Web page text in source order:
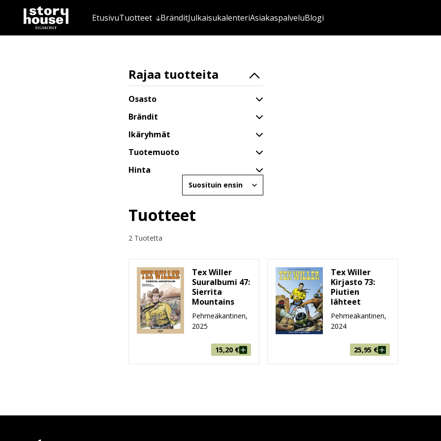
EtusivuTuotteet BränditJulkaisukalenteriAsiakaspalveluBlogi
Rajaa tuotteita
Osasto
Brändit
Ikäryhmät
Tuotemuoto
Hinta
Järjestä
Tuotteet
2 Tuotetta
Tex Willer
Suuralbumi 47:
Sierrita
Mountains
Pehmeäkantinen,
2025
15,20 €
Tex Willer
Kirjasto 73:
Piutien
lähteet
Pehmeäkantinen,
2024
25,95 €